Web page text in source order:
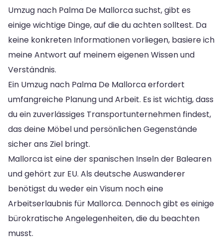
Umzug nach Palma De Mallorca suchst, gibt es
einige wichtige Dinge, auf die du achten solltest. Da
keine konkreten Informationen vorliegen, basiere ich
meine Antwort auf meinem eigenen Wissen und
Verständnis.
Ein Umzug nach Palma De Mallorca erfordert
umfangreiche Planung und Arbeit. Es ist wichtig, dass
du ein zuverlässiges Transportunternehmen findest,
das deine Möbel und persönlichen Gegenstände
sicher ans Ziel bringt.
Mallorca ist eine der spanischen Inseln der Balearen
und gehört zur EU. Als deutsche Auswanderer
benötigst du weder ein Visum noch eine
Arbeitserlaubnis für Mallorca. Dennoch gibt es einige
bürokratische Angelegenheiten, die du beachten
musst.